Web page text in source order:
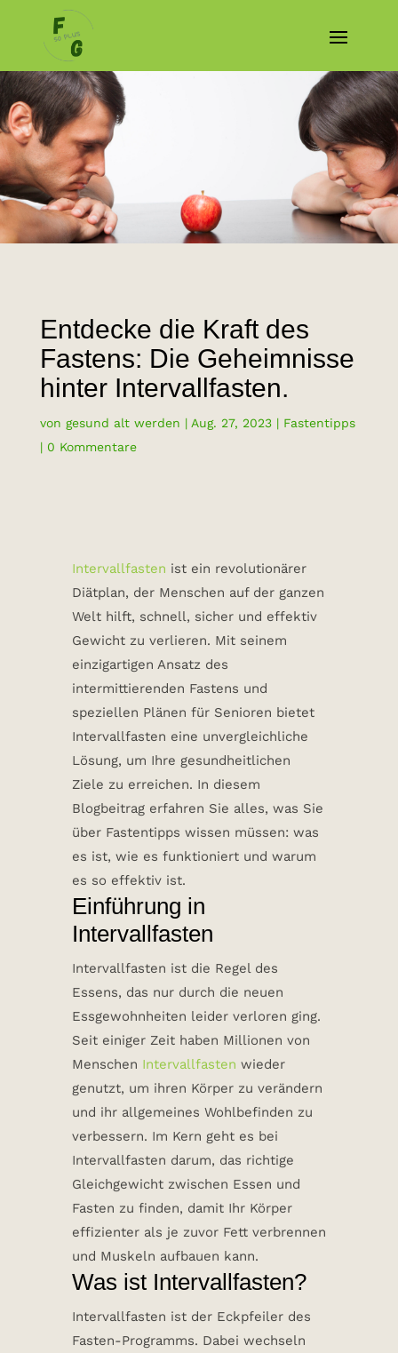
Entdecke die Kraft des
Fastens: Die Geheimnisse
hinter Intervallfasten.
von gesund alt werden | Aug. 27, 2023| Fastentipps
| 0 Kommentare
Intervallfasten ist ein revolutionärer
Diätplan, der Menschen auf der ganzen
Welt hilft, schnell, sicher und effektiv
Gewicht zu verlieren. Mit seinem
einzigartigen Ansatz des
intermittierenden Fastens und
speziellen Plänen für Senioren bietet
Intervallfasten eine unvergleichliche
Lösung, um Ihre gesundheitlichen
Ziele zu erreichen. In diesem
Blogbeitrag erfahren Sie alles, was Sie
über Fastentipps wissen müssen: was
es ist, wie es funktioniert und warum
es so effektiv ist.
Einführung in
Intervallfasten
Intervallfasten ist die Regel des
Essens, das nur durch die neuen
Essgewohnheiten leider verloren ging.
Seit einiger Zeit haben Millionen von
Menschen Intervallfasten wieder
genutzt, um ihren Körper zu verändern
und ihr allgemeines Wohlbefinden zu
verbessern. Im Kern geht es bei
Intervallfasten darum, das richtige
Gleichgewicht zwischen Essen und
Fasten zu finden, damit Ihr Körper
effizienter als je zuvor Fett verbrennen
und Muskeln aufbauen kann.
Was ist Intervallfasten?
Intervallfasten ist der Eckpfeiler des
Fasten-Programms. Dabei wechseln